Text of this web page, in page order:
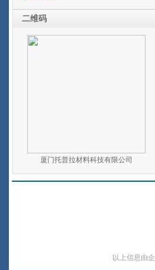
二维码
厦门托普拉材料科技有限公司
以上信息由